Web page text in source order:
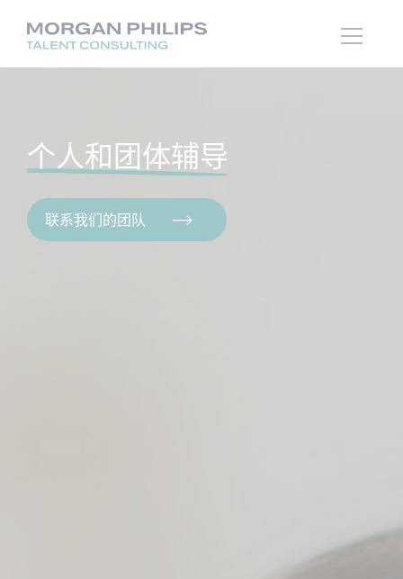
个人和团体辅导
联系我们的团队